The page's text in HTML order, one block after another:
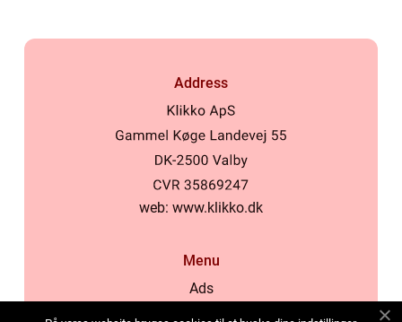
Address
web: www.klikko.dk
Menu
Ads